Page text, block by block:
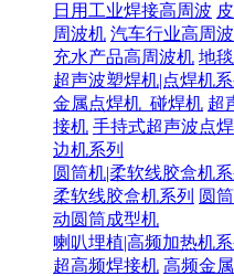
日用工业焊接高周波
周波机 汽车行业高周
充水产品高周波机 地
超声波塑焊机|点焊机系
金属点焊机_碰焊机 超
接机 手持式超声波点
边机系列
圆筒机|柔软线胶盒机系
柔软线胶盒机系列 圆
动圆筒成型机
喇叭埋植|高频加热机系
超高频焊接机 高频金